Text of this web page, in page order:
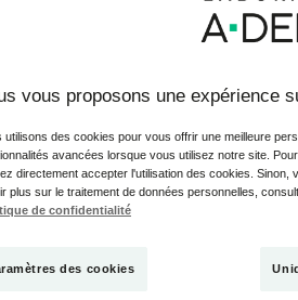
est sèche, très sèche ou irritée :
sans savon A-DERMA à l'Avoine
vous proposons une expérience
utilisons des cookies pour vous offrir une meilleure
avancées lorsque vous utilisez notre site.
directement accepter l'utilisation des cookies.
plus sur le traitement de données personnelles,
de confidentialité
des cookies